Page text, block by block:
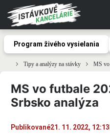
Program živého vysielania
Tipy a analýzy na stávky MS vo
MS vo futbale
Srbsko analýza
Publikované21. 11. 2022, 12:13